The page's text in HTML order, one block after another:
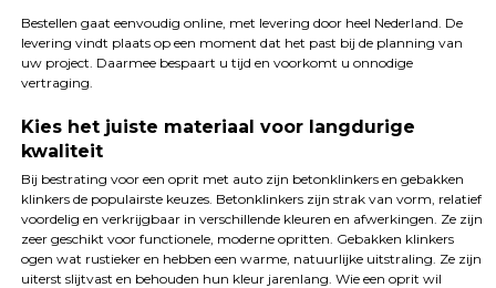
Bestellen gaat eenvoudig online, met levering door heel Nederland. De
levering vindt plaats op een moment dat het past bij de planning van
uw project. Daarmee bespaart u tijd en voorkomt u onnodige
vertraging.
Kies het juiste materiaal voor langdurige
kwaliteit
Bij bestrating voor een oprit met auto zijn betonklinkers en gebakken
klinkers de populairste keuzes. Betonklinkers zijn strak van vorm, relatief
voordelig en verkrijgbaar in verschillende kleuren en afwerkingen. Ze zijn
zeer geschikt voor functionele, moderne opritten. Gebakken klinkers
ogen wat rustieker en hebben een warme, natuurlijke uitstraling. Ze zijn
uiterst slijtvast en behouden hun kleur jarenlang. Wie een oprit wil